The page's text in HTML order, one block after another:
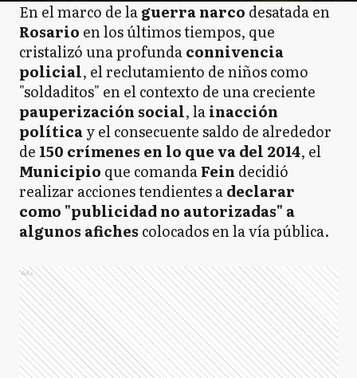
En el marco de laguerra narco desatada en
Rosario en los últimos tiempos, que
cristalizó una profundaconnivencia
policial, el reclutamiento de niños como
"soldaditos" en el contexto de una creciente
pauperización social, lainacción
políticay el consecuente saldo de alrededor
de 150 crímenes en lo que va del 2014, el
Municipio que comandaFein decidió
realizar acciones tendientes adeclarar
como "publicidad no autorizadas" a
algunos afiches colocados en la vía pública.
Ads